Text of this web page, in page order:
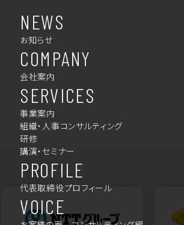
NEWS
お知らせ
COMPANY
会社案内
SERVICES
事業案内
組織・人事コンサルティング
研修
講演・セミナー
PROFILE
代表取締役プロフィール
VOICE